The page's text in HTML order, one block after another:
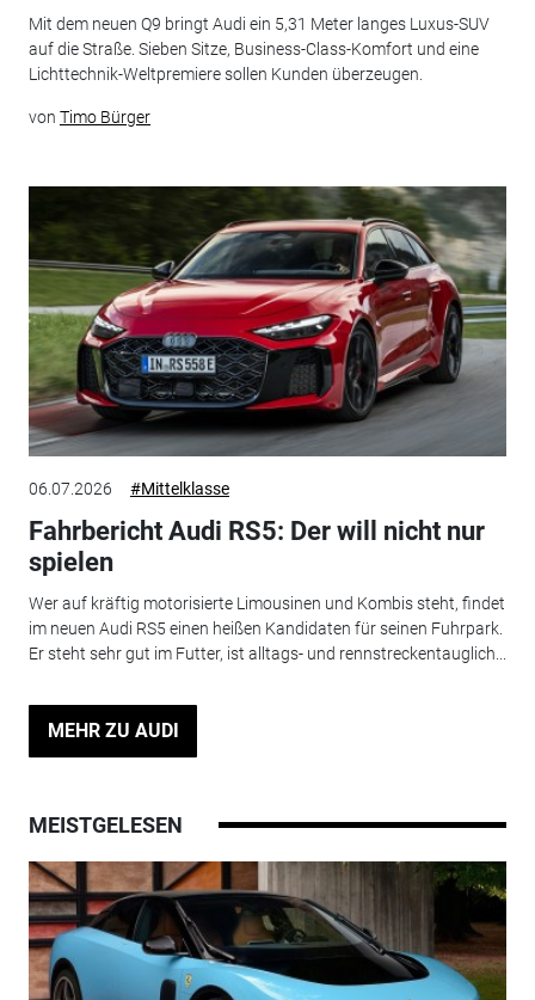
Mit dem neuen Q9 bringt Audi ein 5,31 Meter langes Luxus-SUV
auf die Straße. Sieben Sitze, Business-Class-Komfort und eine
Lichttechnik-Weltpremiere sollen Kunden überzeugen.
von Timo Bürger
06.07.2026 #Mittelklasse
Fahrbericht Audi RS5: Der will nicht nur
spielen
Wer auf kräftig motorisierte Limousinen und Kombis steht, findet
im neuen Audi RS5 einen heißen Kandidaten für seinen Fuhrpark.
Er steht sehr gut im Futter, ist alltags- und rennstreckentauglich...
MEHR ZU AUDI
MEISTGELESEN